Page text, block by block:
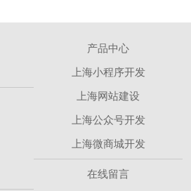
产品中心
上海小程序开发
上海网站建设
上海公众号开发
上海微商城开发
在线留言